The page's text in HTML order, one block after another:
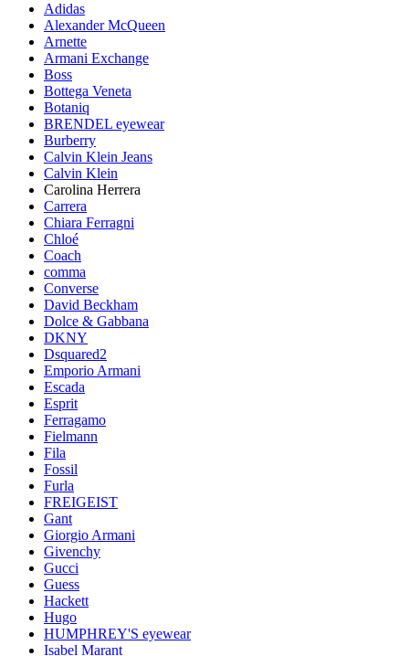
Adidas
Alexander McQueen
Arnette
Armani Exchange
Boss
Bottega Veneta
Botaniq
BRENDEL eyewear
Burberry
Calvin Klein Jeans
Calvin Klein
Carolina Herrera
Carrera
Chiara Ferragni
Chloé
Coach
comma
Converse
David Beckham
Dolce & Gabbana
DKNY
Dsquared2
Emporio Armani
Escada
Esprit
Ferragamo
Fielmann
Fila
Fossil
Furla
FREIGEIST
Gant
Giorgio Armani
Givenchy
Gucci
Guess
Hackett
Hugo
HUMPHREY'S eyewear
Isabel Marant